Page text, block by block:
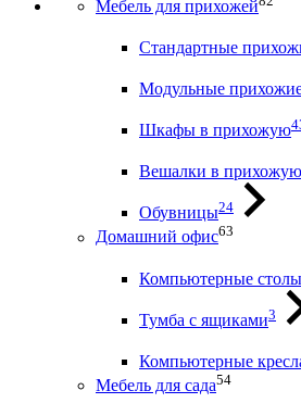
Мебель для прихожей
Стандартные
Модульные
Шкафы в прихожую
Вешалки в прихожую
Обувницы24
Домашний офис63
Компьютерные столы
Тумба с ящиками3
Компьютерные
Мебель для сада54